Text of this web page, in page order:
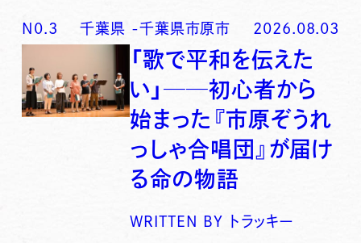
N0. 3 千葉県 -千葉県市原市 2026.08.03
「歌で平和を伝えた
い」──初心者から
始まった『市原ぞうれ
っしゃ合唱団』が届け
る命の物語
WRITTEN BY トラッキー